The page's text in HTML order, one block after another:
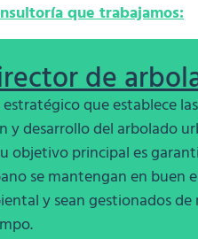
que trabajamos:
de
que establece
y desarrollo del arbolado
objetivo principal es
se mantengan en buen
y sean gestionados
.